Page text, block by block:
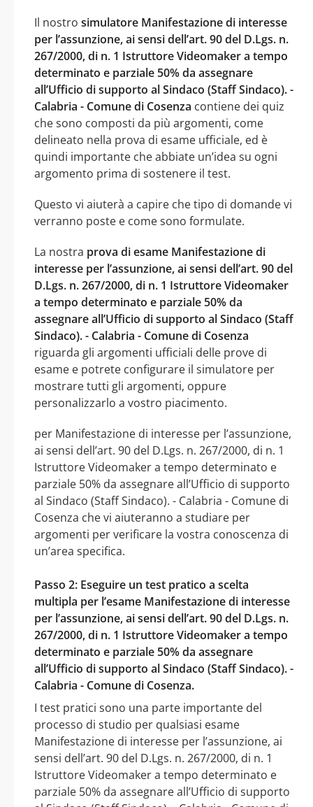
Il nostro simulatore Manifestazione di interesse
per l’assunzione, ai sensi dell’art. 90 del D.Lgs. n.
267/2000, di n. 1 Istruttore Videomaker a tempo
determinato e parziale 50% da assegnare
all’Ufficio di supporto al Sindaco (Staff Sindaco). -
Calabria - Comune di Cosenza contiene dei quiz
che sono composti da più argomenti, come
delineato nella prova di esame ufficiale, ed è
quindi importante che abbiate un’idea su ogni
argomento prima di sostenere il test.
Questo vi aiuterà a capire che tipo di domande vi
verranno poste e come sono formulate.
La nostra prova di esame Manifestazione di
interesse per l’assunzione, ai sensi dell’art. 90 del
D.Lgs. n. 267/2000, di n. 1 Istruttore Videomaker
a tempo determinato e parziale 50% da
assegnare all’Ufficio di supporto al Sindaco (Staff
Sindaco). - Calabria - Comune di Cosenza
riguarda gli argomenti ufficiali delle prove di
esame e potrete configurare il simulatore per
mostrare tutti gli argomenti, oppure
personalizzarlo a vostro piacimento.
per Manifestazione di interesse per l’assunzione,
ai sensi dell’art. 90 del D.Lgs. n. 267/2000, di n. 1
Istruttore Videomaker a tempo determinato e
parziale 50% da assegnare all’Ufficio di supporto
al Sindaco (Staff Sindaco). - Calabria - Comune di
Cosenza che vi aiuteranno a studiare per
argomenti per verificare la vostra conoscenza di
un’area specifica.
Passo 2: Eseguire un test pratico a scelta
multipla per l’esame Manifestazione di interesse
per l’assunzione, ai sensi dell’art. 90 del D.Lgs. n.
267/2000, di n. 1 Istruttore Videomaker a tempo
determinato e parziale 50% da assegnare
all’Ufficio di supporto al Sindaco (Staff Sindaco). -
Calabria - Comune di Cosenza.
I test pratici sono una parte importante del
processo di studio per qualsiasi esame
Manifestazione di interesse per l’assunzione, ai
sensi dell’art. 90 del D.Lgs. n. 267/2000, di n. 1
Istruttore Videomaker a tempo determinato e
parziale 50% da assegnare all’Ufficio di supporto